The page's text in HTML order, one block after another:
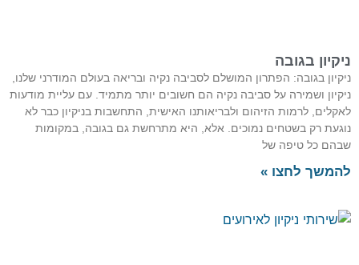
ניקיון בגובה
ניקיון בגובה: הפתרון המושלם לסביבה נקיה ובריאה בעולם המודרני שלנו,
ניקיון ושמירה על סביבה נקיה הם חשובים יותר מתמיד. עם עליית מודעות
לאקלים, לרמות הזיהום ולבריאותנו האישית, התחשבות בניקיון כבר לא
נוגעת רק בשטחים נמוכים. אלא, היא מתרחשת גם בגובה, במקומות
שבהם כל טיפה של
להמשך לחצו »